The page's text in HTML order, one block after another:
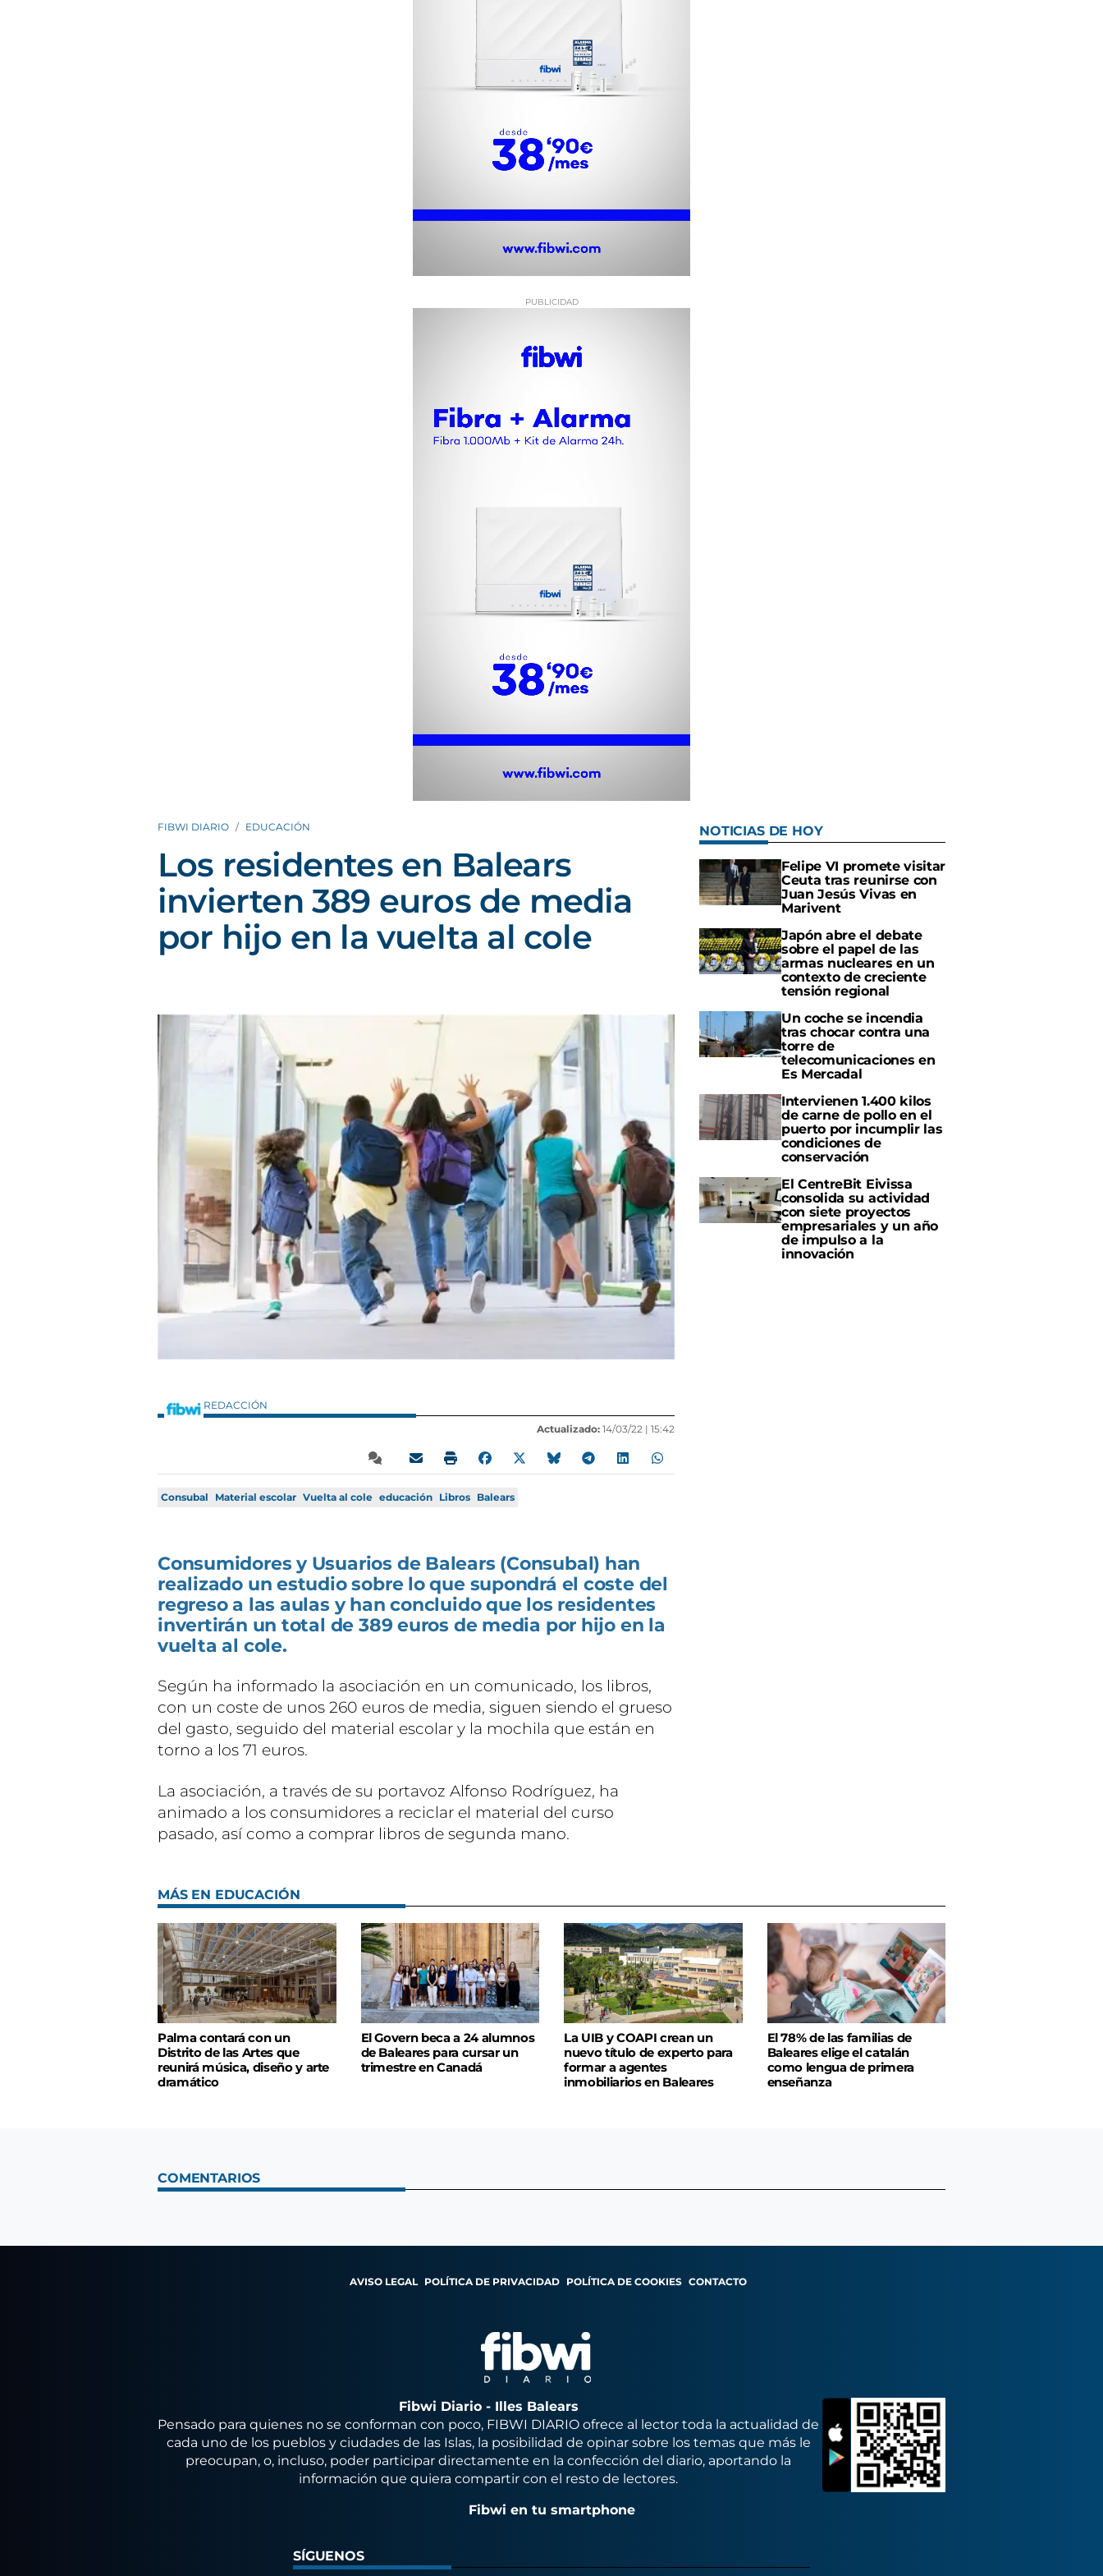
FIBWI DIARIO EDUCACIÓN
Los residentes en Balears
invierten 389 euros de media
por hijo en la vuelta al cole
REDACCIÓN
Actualizado: 14/03/22 | 15:42
Consubal Material escolar Vuelta al cole educación Libros Balears
Consumidores y Usuarios de Balears (Consubal) han
realizado un estudio sobre lo que supondrá el coste del
regreso a las aulas y han concluido que los residentes
invertirán un total de 389 euros de media por hijo en la
vuelta al cole.
Según ha informado la asociación en un comunicado, los libros,
con un coste de unos 260 euros de media, siguen siendo el grueso
del gasto, seguido del material escolar y la mochila que están en
torno a los 71 euros.
La asociación, a través de su portavoz Alfonso Rodríguez, ha
animado a los consumidores a reciclar el material del curso
pasado, así como a comprar libros de segunda mano.
NOTICIAS DE HOY
Felipe VI promete visitar
Ceuta tras reunirse con
Juan Jesús Vivas en
Marivent
Japón abre el debate
sobre el papel de las
armas nucleares en un
contexto de creciente
tensión regional
Un coche se incendia
tras chocar contra una
torre de
telecomunicaciones en
Es Mercadal
Intervienen 1.400 kilos
de carne de pollo en el
puerto por incumplir las
condiciones de
conservación
El CentreBit Eivissa
consolida su actividad
con siete proyectos
empresariales y un año
de impulso a la
innovación
MÁS EN EDUCACIÓN
Palma contará con un
Distrito de las Artes que
reunirá música, diseño y arte
dramático
El Govern beca a 24 alumnos
de Baleares para cursar un
trimestre en Canadá
La UIB y COAPI crean un
nuevo título de experto para
formar a agentes
inmobiliarios en Baleares
El 78% de las familias de
Baleares elige el catalán
como lengua de primera
enseñanza
COMENTARIOS
AVISO LEGAL POLÍTICA DE PRIVACIDAD POLÍTICA DE COOKIES CONTACTO
Fibwi Diario - Illes Balears
Pensado para quienes no se conforman con poco, FIBWI DIARIO ofrece al lector toda la actualidad de
cada uno de los pueblos y ciudades de las Islas, la posibilidad de opinar sobre los temas que más le
preocupan, o, incluso, poder participar directamente en la confección del diario, aportando la
información que quiera compartir con el resto de lectores.
Fibwi en tu smartphone
SÍGUENOS